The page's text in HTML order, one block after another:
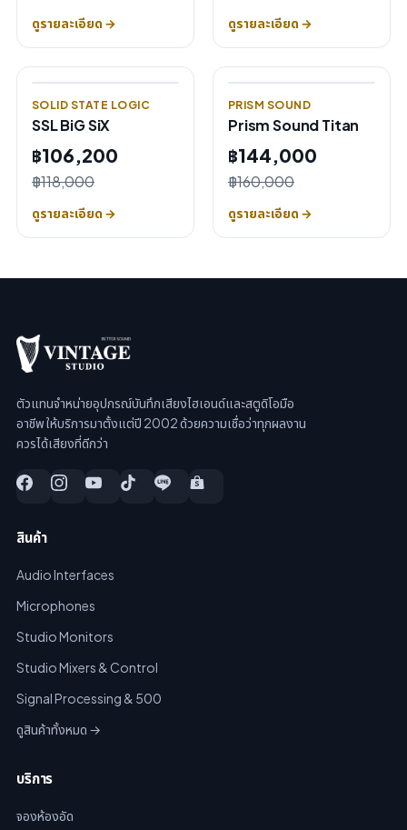
ดูรายละเอียด → ดูรายละเอียด →
SOLID STATE LOGIC
SSL BiG SiX
฿106,200
฿118,000
ดูรายละเอียด →
PRISM SOUND
Prism Sound Titan
฿144,000
฿160,000
ดูรายละเอียด →
ตัวแทนจำหน่ายอุปกรณ์บันทึกเสียงไฮเอนด์และสตูดิโอมือ
อาชีพ ให้บริการมาตั้งแต่ปี 2002 ด้วยความเชื่อว่าทุกผลงาน
ควรได้เสียงที่ดีกว่า
สินค้า
Audio Interfaces
Microphones
Studio Monitors
Studio Mixers & Control
Signal Processing & 500
ดูสินค้าทั้งหมด →
บริการ
จองห้องอัด